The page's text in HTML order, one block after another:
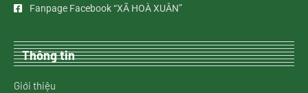
Fanpage Facebook “XÃ HOÀ XUÂN”
Thông tin
Giới thiệu